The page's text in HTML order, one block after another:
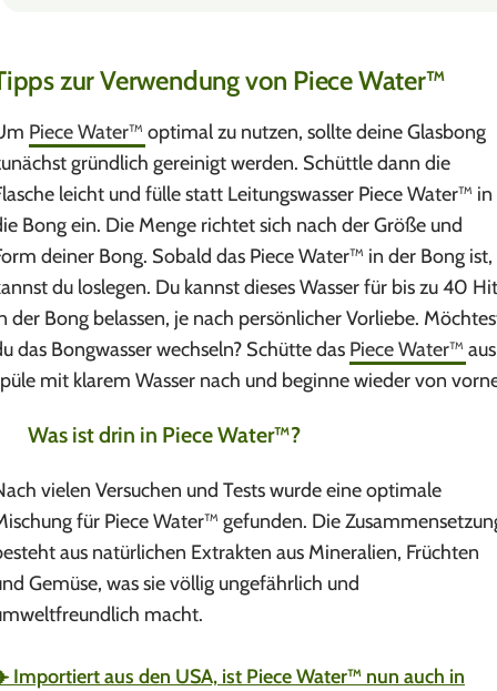
zur Verwendung von Piece Water™
Piece Water™ optimal zu nutzen, sollte deine Glasbong
gründlich gereinigt werden. Schüttle dann die
leicht und fülle statt Leitungswasser Piece Water™ in
Bong ein. Die Menge richtet sich nach der Größe und
deiner Bong. Sobald das Piece Water™ in der Bong ist,
du loslegen. Du kannst dieses Wasser für bis zu 40
der Bong belassen, je nach persönlicher Vorliebe.
das Bongwasser wechseln? Schütte das Piece Water™
mit klarem Wasser nach und beginne wieder von
Was ist drin in Piece Water™?
vielen Versuchen und Tests wurde eine optimale
für Piece Water™ gefunden. Die
aus natürlichen Extrakten aus Mineralien, Früchten
Gemüse, was sie völlig ungefährlich und
macht.
Importiert aus den USA, ist Piece Water™ nun auch in